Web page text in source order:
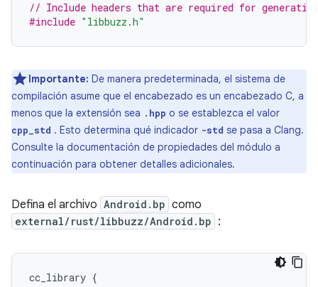
// Include headers that are required for
#include "libbuzz.h"
Importante: De manera predeterminada, el sistema de
compilación asume que el encabezado es un encabezado C, a
menos que la extensión sea .hpp o se establezca el valor
cpp_std . Esto determina qué indicador -std se pasa a Clang.
Consulte la documentación de propiedades del módulo a
continuación para obtener detalles adicionales.
Defina el archivo Android.bp como
external/rust/libbuzz/Android.bp :
cc_library {